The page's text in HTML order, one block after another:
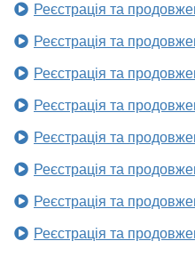
Реєстрація та
Реєстрація та
Реєстрація та
Реєстрація та
Реєстрація та
Реєстрація та
Реєстрація та
Реєстрація та